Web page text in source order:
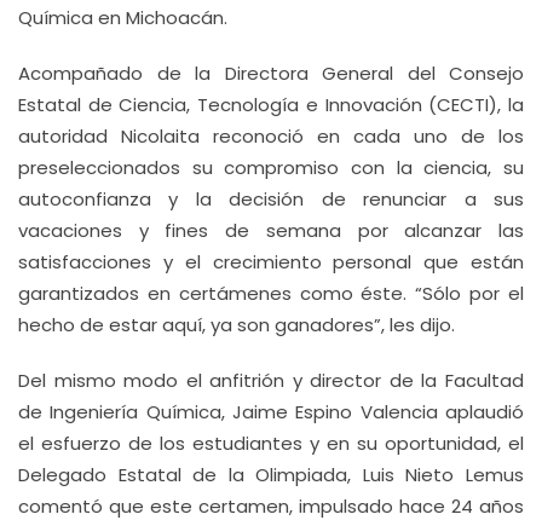
Química en Michoacán.
Acompañado de la Directora General del Consejo
Estatal de Ciencia, Tecnología e Innovación (CECTI), la
autoridad Nicolaita reconoció en cada uno de los
preseleccionados su compromiso con la ciencia, su
autoconfianza y la decisión de renunciar a sus
vacaciones y fines de semana por alcanzar las
satisfacciones y el crecimiento personal que están
garantizados en certámenes como éste. “Sólo por el
hecho de estar aquí, ya son ganadores”, les dijo.
Del mismo modo el anfitrión y director de la Facultad
de Ingeniería Química, Jaime Espino Valencia aplaudió
el esfuerzo de los estudiantes y en su oportunidad, el
Delegado Estatal de la Olimpiada, Luis Nieto Lemus
comentó que este certamen, impulsado hace 24 años